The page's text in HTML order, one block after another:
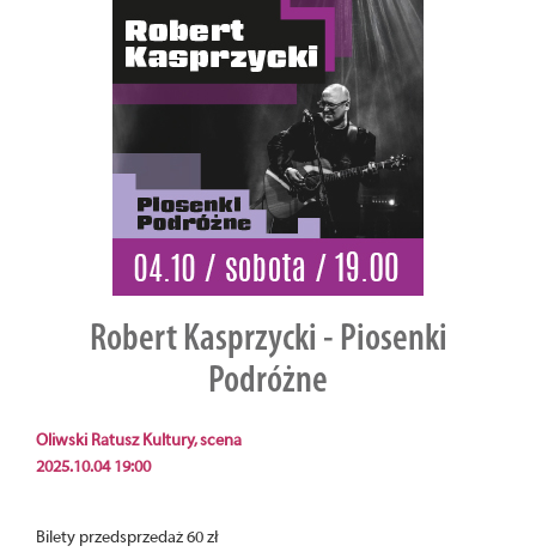
Robert Kasprzycki - Piosenki
Podróżne
Oliwski Ratusz Kultury, scena
2025.10.04 19:00
Bilety przedsprzedaż 60 zł